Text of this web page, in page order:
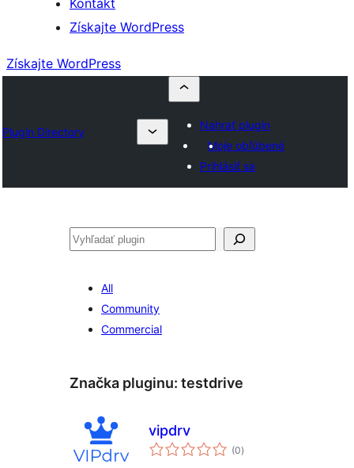
Kontakt
Získajte WordPress
Získajte WordPress
Plugin Directory
Nahrať plugin
Moje obľúbené
Prihlásiť sa
Hľadať
All
Community
Commercial
Značka pluginu: testdrive
vipdrv
(0celkové
hodnotenie
)